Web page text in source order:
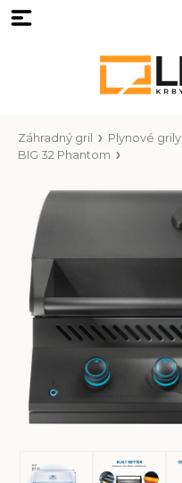
Záhradný gril Plynové grily
BIG 32 Phantom